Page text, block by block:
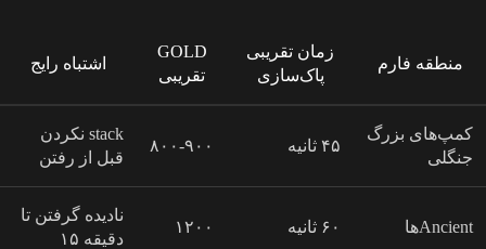
منطقه فارم
زمان تقریبی
پاک‌سازی
GOLD
تقریبی
اشتباه رایج
کمپ‌های بزرگ
جنگلی
۴۵ ثانیه ۸۰۰-۹۰۰
stack نکردن
قبل از رفتن
Ancientها ۶۰ ثانیه ۱۲۰۰
نادیده گرفتن تا
دقیقه ۱۵